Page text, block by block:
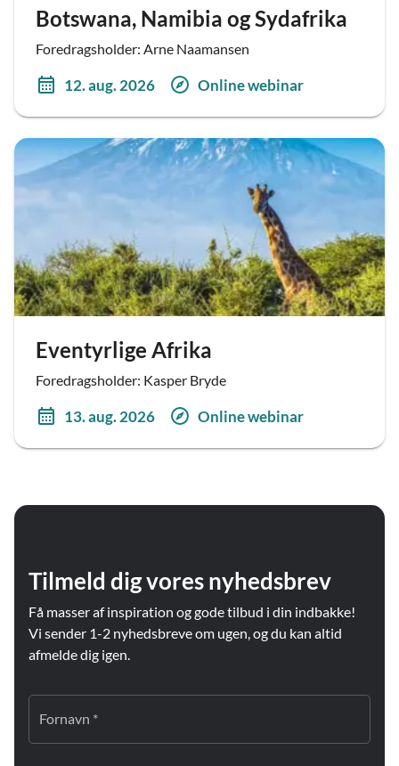
Botswana, Namibia og Sydafrika
Foredragsholder: Arne Naamansen
12. aug. 2026 Online webinar
Eventyrlige Afrika
Foredragsholder: Kasper Bryde
13. aug. 2026 Online webinar
Tilmeld dig vores nyhedsbrev
Få masser af inspiration og gode tilbud i din indbakke!
Vi sender 1-2 nyhedsbreve om ugen, og du kan altid
afmelde dig igen.
Fornavn *